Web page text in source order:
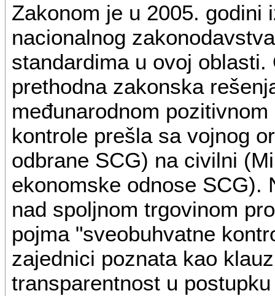
Zakonom je u 2005. godini
nacionalnog
standardima u ovoj
prethodna zakonska
međunarodnom
kontrole prešla sa vojnog
odbrane SCG) na civilni
ekonomske odnose SCG).
nad spoljnom trgovinom
pojma "sveobuhvatne
zajednici poznata kao
transparentnost u